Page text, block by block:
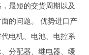
最短的交货周期以及
的问题。
优势进口产
电机、电池、电控系
分配器、继电器、缓